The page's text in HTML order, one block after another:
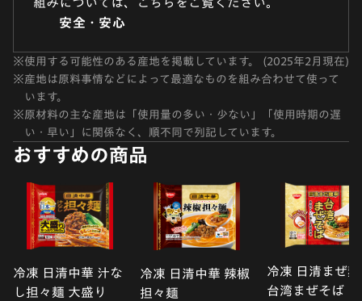
組みについては、こちらをご覧ください。
安全・安心
※使用する可能性のある産地を掲載しています。 (2025年2月現在)
※産地は原料事情などによって最適なものを組み合わせて使って
います。
※原材料の主な産地は「使用量の多い・少ない」「使用時期の遅
い・早い」に関係なく、順不同で列記しています。
おすすめの商品
冷凍 日清中華 汁な
し担々麺 大盛り
冷凍 日清中華 辣椒
担々麺
冷凍 日清まぜ
台湾まぜそば